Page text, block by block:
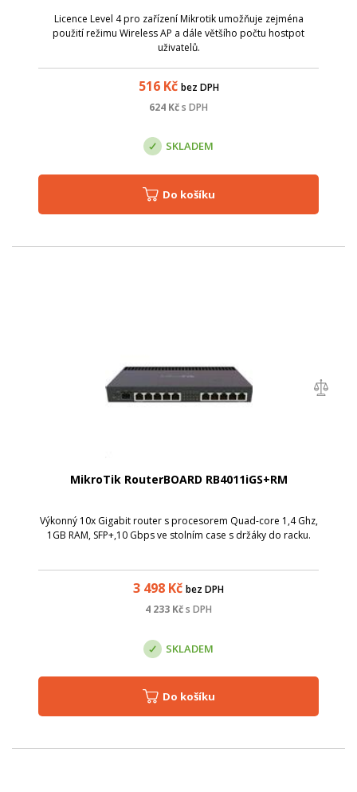
Licence Level 4 pro zařízení Mikrotik umožňuje zejména
použití režimu Wireless AP a dále většího počtu hostpot
uživatelů.
516Kč bez DPH
624 Kčs DPH
SKLADEM
Do košíku
MikroTik RouterBOARD RB4011iGS+RM
Výkonný 10x Gigabit router s procesorem Quad-core 1,4 Ghz,
1GB RAM, SFP+,10 Gbps ve stolním case s držáky do racku.
3 498 Kč bez DPH
4 233 Kčs DPH
SKLADEM
Do košíku